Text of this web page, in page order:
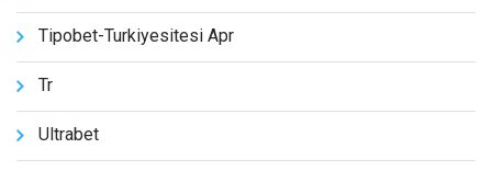
Tipobet-Turkiyesitesi Apr
Tr
Ultrabet